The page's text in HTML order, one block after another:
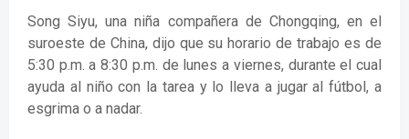
Song Siyu, una niña compañera de Chongqing, en el
suroeste de China, dijo que su horario de trabajo es de
5:30 p.m. a 8:30 p.m. de lunes a viernes, durante el cual
ayuda al niño con la tarea y lo lleva a jugar al fútbol, a
esgrima o a nadar.